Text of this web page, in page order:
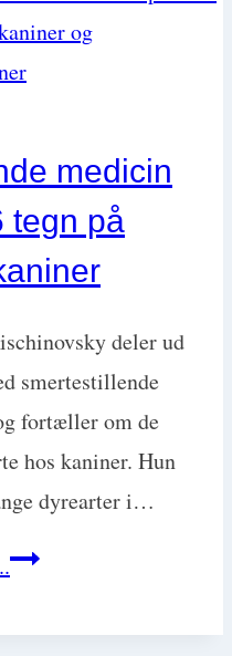
øgler
Beth
Fledelius
medicin
tegn på
deler ud
smertestillende
fortæller om de
hos kaniner. Hun
dyrearter i…
Smertestillende
til